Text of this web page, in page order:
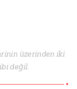
üzerinden iki
değil.